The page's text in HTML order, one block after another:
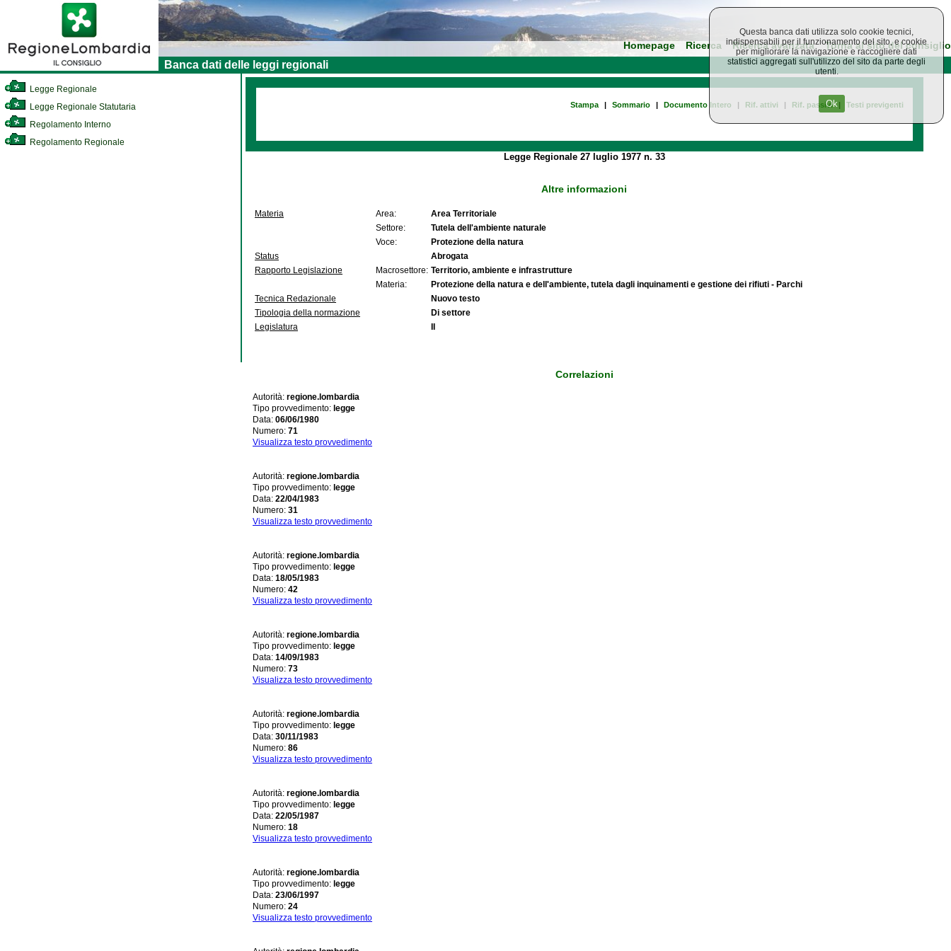
Homepage Ricerca Ricerca avanzata Torna al sito del consiglio
Banca dati delle leggi regionali
Legge Regionale
Legge Regionale Statutaria
Regolamento Interno
Regolamento Regionale
Stampa | Sommario | Documento Intero | Rif. attivi | Rif. passivi | Testi previgenti
Legge Regionale 27 luglio 1977 n. 33
Altre informazioni
Materia Area:
Area Territoriale
Settore:
Tutela dell'ambiente naturale
Voce:
Protezione della natura
Status
Abrogata
Rapporto Legislazione
Macrosettore: Territorio, ambiente e infrastrutture
Materia:
Protezione della natura e dell'ambiente, tutela dagli inquinamenti e gestione dei rifiuti - Parchi
Tecnica Redazionale
Nuovo testo
Tipologia della normazione
Di settore
Legislatura
Correlazioni
Autorità: regione.lombardia
Tipo provvedimento: legge
Data: 06/06/1980
Numero: 71
Visualizza testo provvedimento
Autorità: regione.lombardia
Tipo provvedimento: legge
Data: 22/04/1983
Numero: 31
Visualizza testo provvedimento
Autorità: regione.lombardia
Tipo provvedimento: legge
Data: 18/05/1983
Numero: 42
Visualizza testo provvedimento
Autorità: regione.lombardia
Tipo provvedimento: legge
Data: 14/09/1983
Numero: 73
Visualizza testo provvedimento
Autorità: regione.lombardia
Tipo provvedimento: legge
Data: 30/11/1983
Numero: 86
Visualizza testo provvedimento
Autorità: regione.lombardia
Tipo provvedimento: legge
Data: 22/05/1987
Numero: 18
Visualizza testo provvedimento
Autorità: regione.lombardia
Tipo provvedimento: legge
Data: 23/06/1997
Numero: 24
Visualizza testo provvedimento
Questa banca dati utilizza solo cookie tecnici,
indispensabili per il funzionamento del sito, e cookie
per migliorare la navigazione e raccogliere dati
statistici aggregati sull'utilizzo del sito da parte degli
utenti.
Ok